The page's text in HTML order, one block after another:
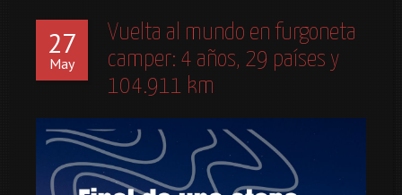
27
May
Vuelta al mundo en furgoneta
camper: 4 años, 29 países y
104.911 km